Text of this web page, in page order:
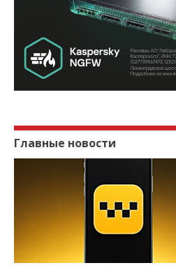
Главные новости